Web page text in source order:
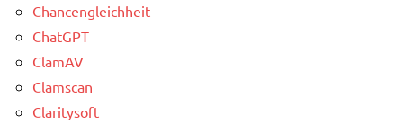
Chancengleichheit
ChatGPT
ClamAV
Clamscan
Claritysoft